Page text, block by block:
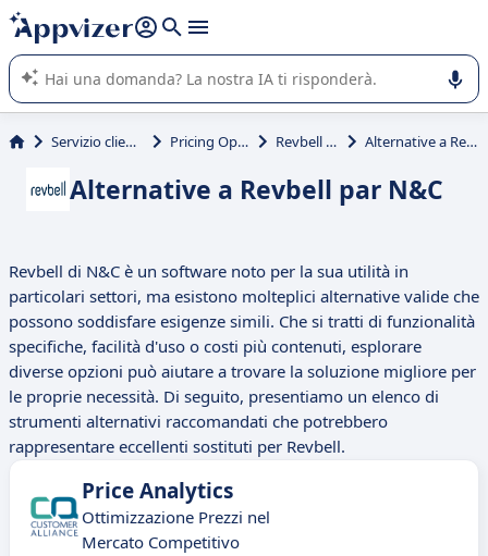
righe con
shift + enter
L'IA di Appvizer vi guida nell'utilizzo o nella scelta di un
software SaaS per la vostra azienda.
Servizio clienti e vendite Pricing Optimization Revbell par N&C Alternative a Revbell par N&C
Alternative a Revbell par N&C
Revbell di N&C è un software noto per la sua utilità in
particolari settori, ma esistono molteplici alternative valide che
possono soddisfare esigenze simili. Che si tratti di funzionalità
specifiche, facilità d'uso o costi più contenuti, esplorare
diverse opzioni può aiutare a trovare la soluzione migliore per
le proprie necessità. Di seguito, presentiamo un elenco di
strumenti alternativi raccomandati che potrebbero
rappresentare eccellenti sostituti per Revbell.
Price Analytics
Ottimizzazione Prezzi nel
Mercato Competitivo